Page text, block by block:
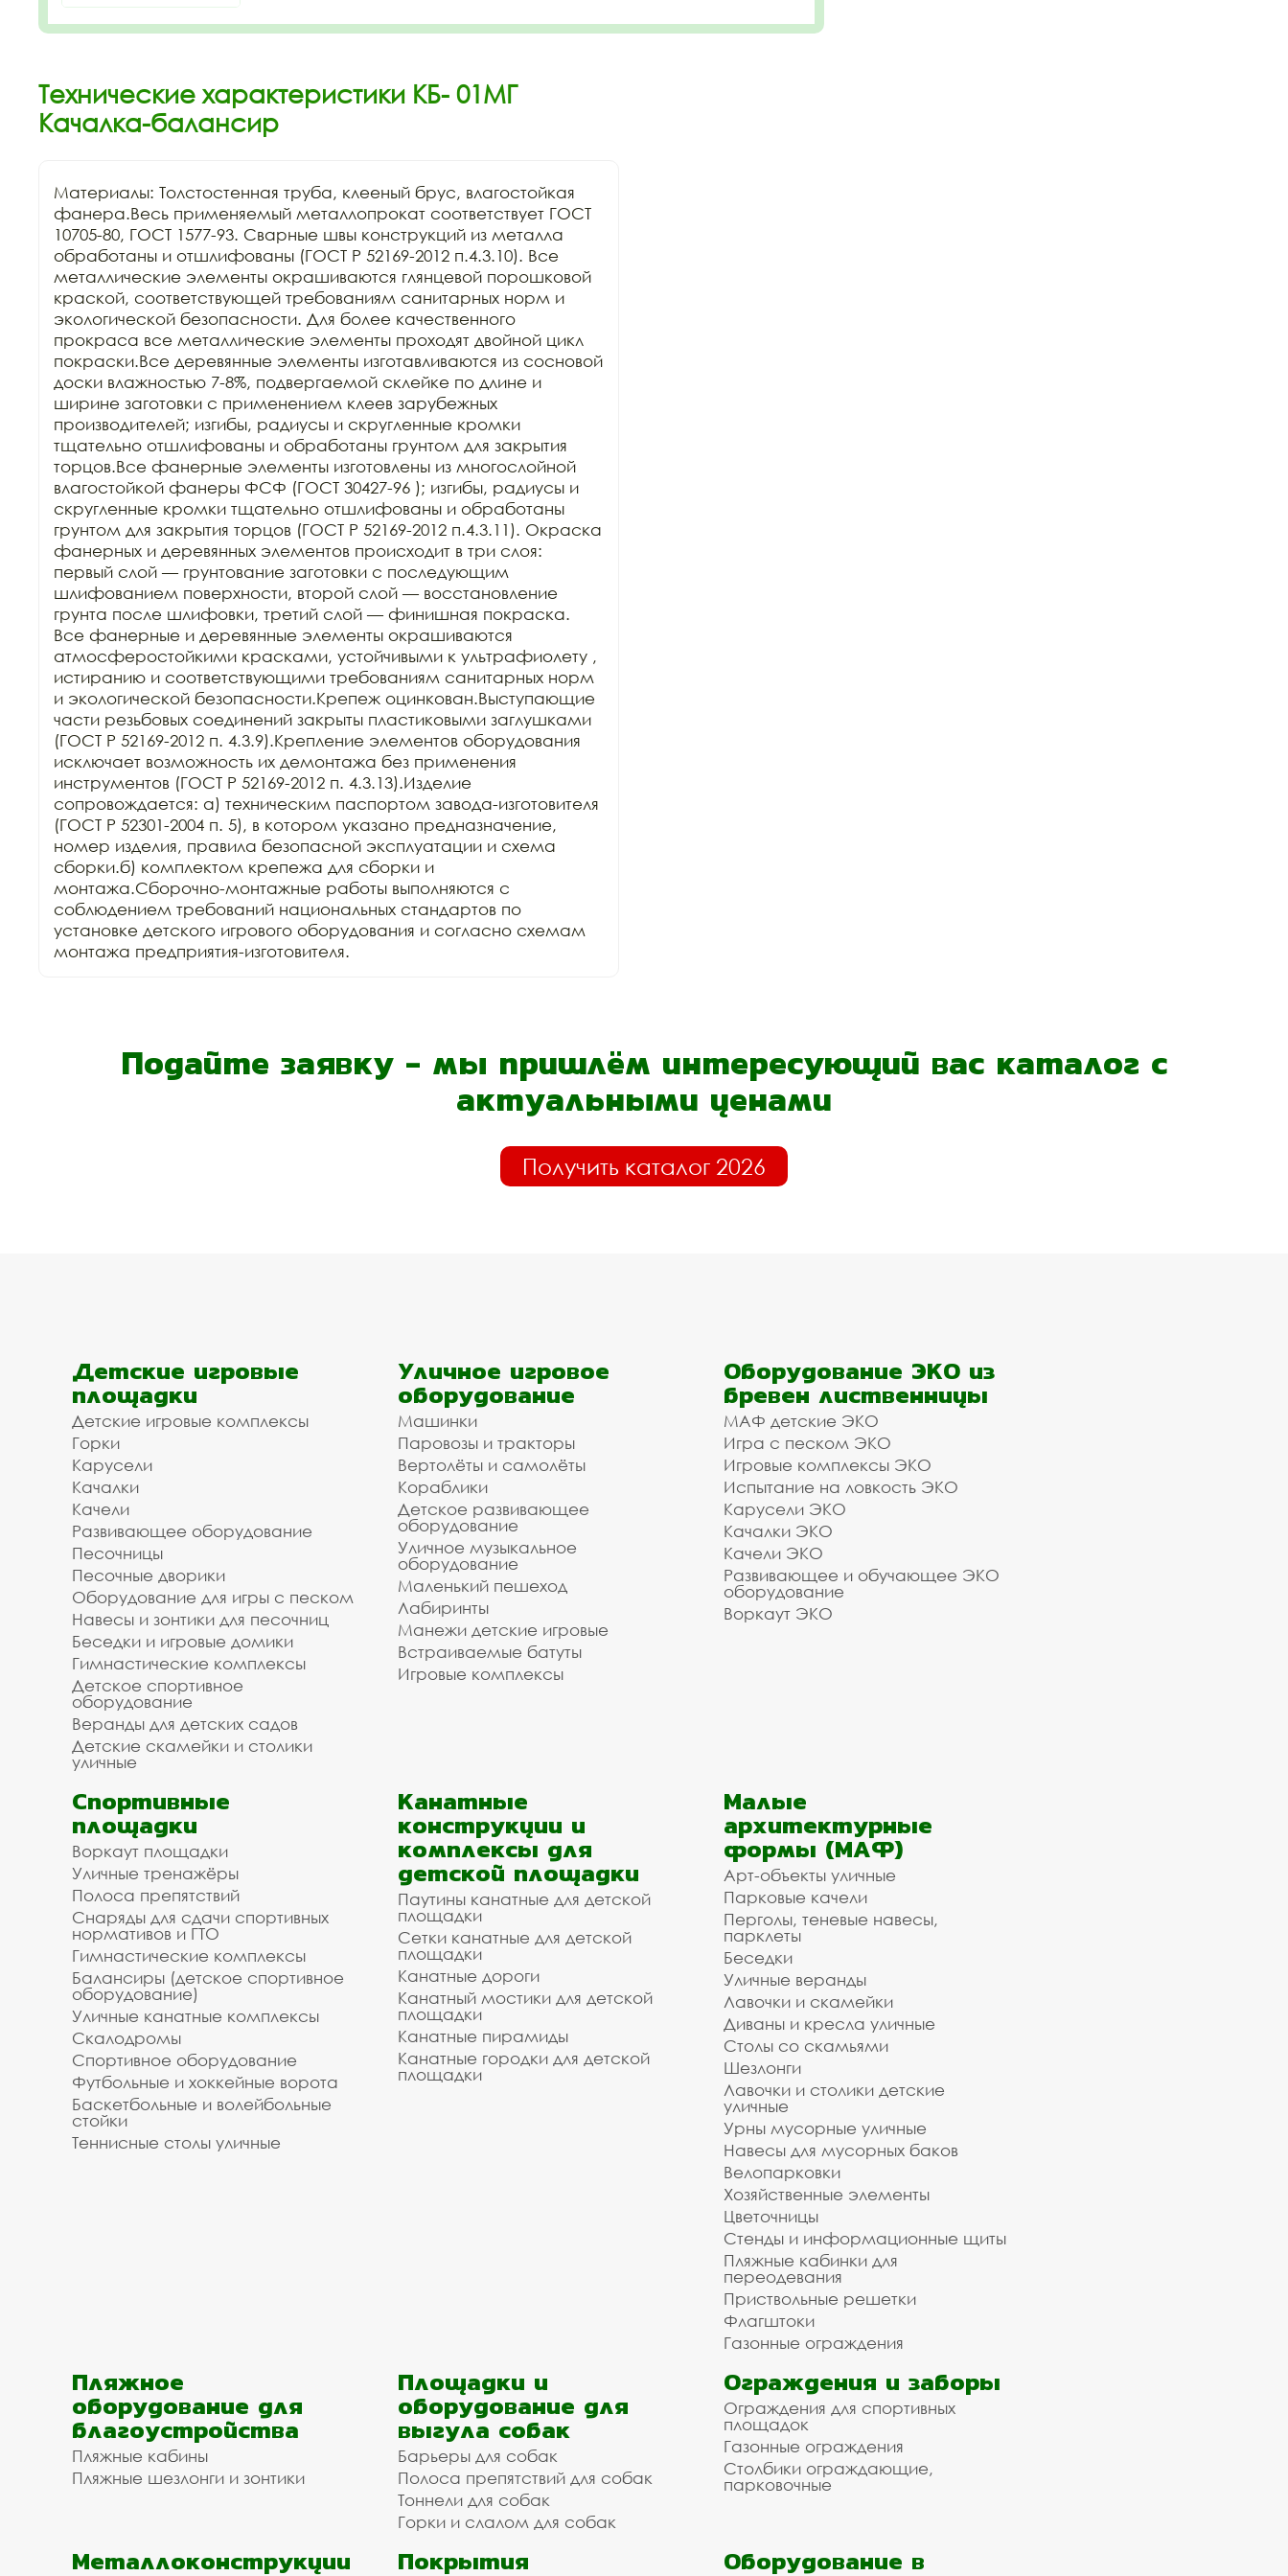
Технические характеристики КБ- 01МГ
Качалка-балансир
Материалы: Толстостенная труба, клееный брус, влагостойкая
фанера.Весь применяемый металлопрокат соответствует ГОСТ
10705-80, ГОСТ 1577-93. Сварные швы конструкций из металла
обработаны и отшлифованы (ГОСТ Р 52169-2012 п.4.3.10). Все
металлические элементы окрашиваются глянцевой порошковой
краской, соответствующей требованиям санитарных норм и
экологической безопасности. Для более качественного
прокраса все металлические элементы проходят двойной цикл
покраски.Все деревянные элементы изготавливаются из сосновой
доски влажностью 7-8%, подвергаемой склейке по длине и
ширине заготовки с применением клеев зарубежных
производителей; изгибы, радиусы и скругленные кромки
тщательно отшлифованы и обработаны грунтом для закрытия
торцов.Все фанерные элементы изготовлены из многослойной
влагостойкой фанеры ФСФ (ГОСТ 30427-96 ); изгибы, радиусы и
скругленные кромки тщательно отшлифованы и обработаны
грунтом для закрытия торцов (ГОСТ Р 52169-2012 п.4.3.11). Окраска
фанерных и деревянных элементов происходит в три слоя:
первый слой — грунтование заготовки с последующим
шлифованием поверхности, второй слой — восстановление
грунта после шлифовки, третий слой — финишная покраска.
Все фанерные и деревянные элементы окрашиваются
атмосферостойкими красками, устойчивыми к ультрафиолету ,
истиранию и соответствующими требованиям санитарных норм
и экологической безопасности.Крепеж оцинкован.Выступающие
части резьбовых соединений закрыты пластиковыми заглушками
(ГОСТ Р 52169-2012 п. 4.3.9).Крепление элементов оборудования
исключает возможность их демонтажа без применения
инструментов (ГОСТ Р 52169-2012 п. 4.3.13).Изделие
сопровождается: а) техническим паспортом завода-изготовителя
(ГОСТ Р 52301-2004 п. 5), в котором указано предназначение,
номер изделия, правила безопасной эксплуатации и схема
сборки.б) комплектом крепежа для сборки и
монтажа.Сборочно-монтажные работы выполняются с
соблюдением требований национальных стандартов по
установке детского игрового оборудования и согласно схемам
монтажа предприятия-изготовителя.
Подайте заявку - мы пришлём интересующий вас каталог с
актуальными ценами
Получить каталог 2026
Детские игровые
площадки
Детские игровые комплексы
Горки
Карусели
Качалки
Качели
Развивающее оборудование
Песочницы
Песочные дворики
Оборудование для игры с песком
Навесы и зонтики для песочниц
Беседки и игровые домики
Гимнастические комплексы
Детское спортивное
оборудование
Веранды для детских садов
Детские скамейки и столики
уличные
Уличное игровое
оборудование
Машинки
Паровозы и тракторы
Вертолёты и самолёты
Кораблики
Детское развивающее
оборудование
Уличное музыкальное
оборудование
Маленький пешеход
Лабиринты
Манежи детские игровые
Встраиваемые батуты
Игровые комплексы
Оборудование ЭКО из
бревен лиственницы
МАФ детские ЭКО
Игра с песком ЭКО
Игровые комплексы ЭКО
Испытание на ловкость ЭКО
Карусели ЭКО
Качалки ЭКО
Качели ЭКО
Развивающее и обучающее ЭКО
оборудование
Воркаут ЭКО
Спортивные
площадки
Воркаут площадки
Уличные тренажёры
Полоса препятствий
Снаряды для сдачи спортивных
нормативов и ГТО
Гимнастические комплексы
Балансиры (детское спортивное
оборудование)
Уличные канатные комплексы
Скалодромы
Спортивное оборудование
Футбольные и хоккейные ворота
Баскетбольные и волейбольные
стойки
Теннисные столы уличные
Канатные
конструкции и
комплексы для
детской площадки
Паутины канатные для детской
площадки
Сетки канатные для детской
площадки
Канатные дороги
Канатный мостики для детской
площадки
Канатные пирамиды
Канатные городки для детской
площадки
Малые
архитектурные
формы (МАФ)
Арт-объекты уличные
Парковые качели
Перголы, теневые навесы,
парклеты
Беседки
Уличные веранды
Лавочки и скамейки
Диваны и кресла уличные
Столы со скамьями
Шезлонги
Лавочки и столики детские
уличные
Урны мусорные уличные
Навесы для мусорных баков
Велопарковки
Хозяйственные элементы
Цветочницы
Стенды и информационные щиты
Пляжные кабинки для
переодевания
Приствольные решетки
Флагштоки
Газонные ограждения
Пляжное
оборудование для
благоустройства
Пляжные кабины
Пляжные шезлонги и зонтики
Площадки и
оборудование для
выгула собак
Барьеры для собак
Полоса препятствий для собак
Тоннели для собак
Горки и слалом для собак
Ограждения и заборы
Ограждения для спортивных
площадок
Газонные ограждения
Столбики ограждающие,
парковочные
Металлоконструкции Покрытия Оборудование в